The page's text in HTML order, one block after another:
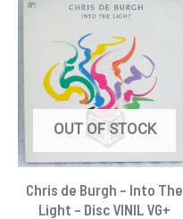
OUT OF STOCK
Chris de Burgh – Into The
Light – Disc VINIL VG+